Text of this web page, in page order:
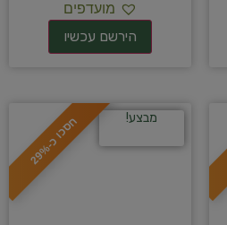
מועדפים
ח
ס
כ
ו
כ
-
2
9
% מבצע!